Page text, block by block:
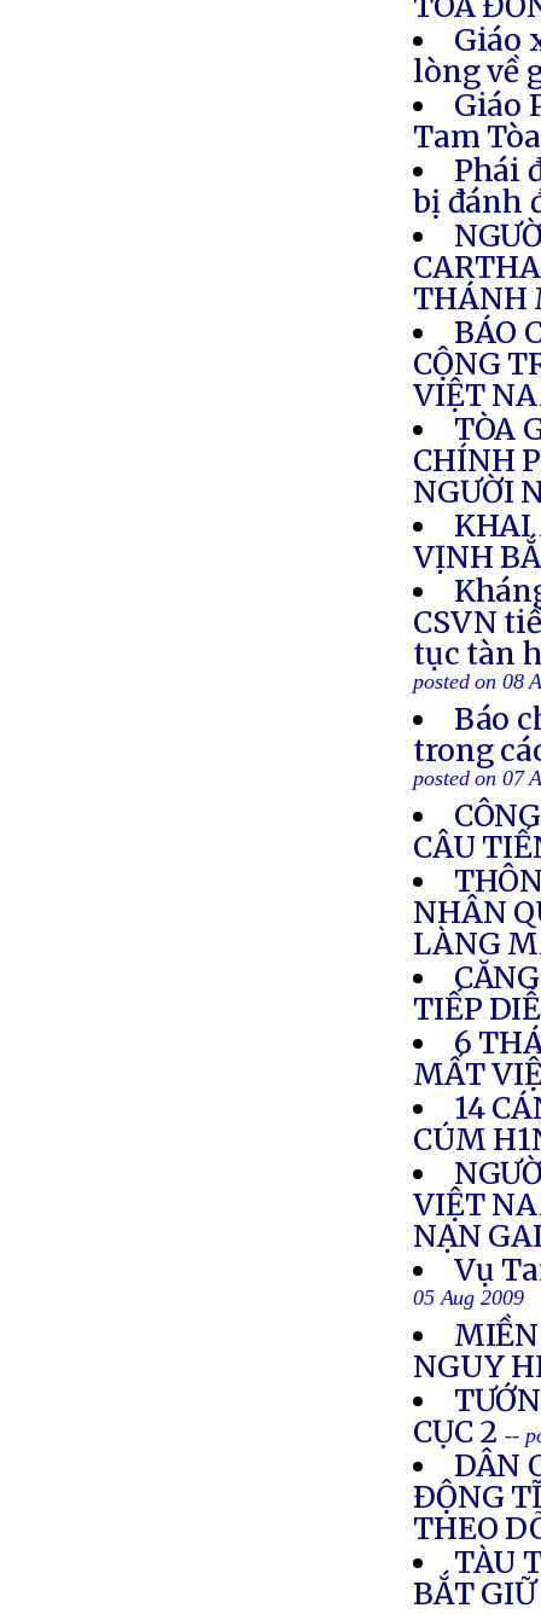
Giáo
lòng về
Giáo
Tam Tòa
Phái
bị đánh
THÁNH
BÁO
CỘNG
VIỆT
TÒA
CHÍNH
NGƯỜI
KHAI
VỊNH
CSVN
tục tàn
posted on 08
Báo
trong
posted on 07
CÂU
NHÂN
LÀNG
TIẾP
6
MẤT
14
CÚM
VIỆT
NẠN
Vụ
05 Aug 2009
NGUY
CỤC 2 --
DÂN
ÐỘNG
THEO
TÀU
BẮT